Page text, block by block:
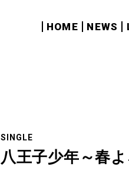
HOME NEWS
SINGLE
八王子少年～春